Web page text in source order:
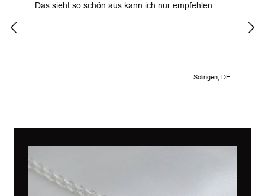
Das sieht so schön aus kann ich nur empfehlen
Solingen, DE